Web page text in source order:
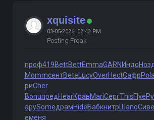
xquisite
03-05-2026, 02:43 PM
Posting Freak
проф419BettBettEmmaGARN Индо
MommсентBete LucyOverHectСафрPola
риCher
BonuпредHearКравMariСергThisFlye
аруSomeдрамHideБабкнитр ШапоСиве
еменя